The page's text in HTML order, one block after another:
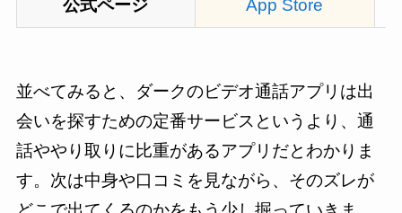
公式ページ App Store
並べてみると、ダークのビデオ通話アプリは出
会いを探すための定番サービスというより、通
話ややり取りに比重があるアプリだとわかりま
す。次は中身や口コミを見ながら、そのズレが